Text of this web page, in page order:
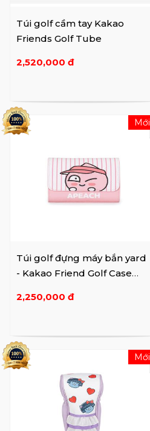
Túi golf cầm tay Kakao
Friends Golf Tube
2,520,000 đ
Túi golf đựng máy bắn yard
- Kakao Friend Golf Case
2,250,000 đ
Mới
Mới